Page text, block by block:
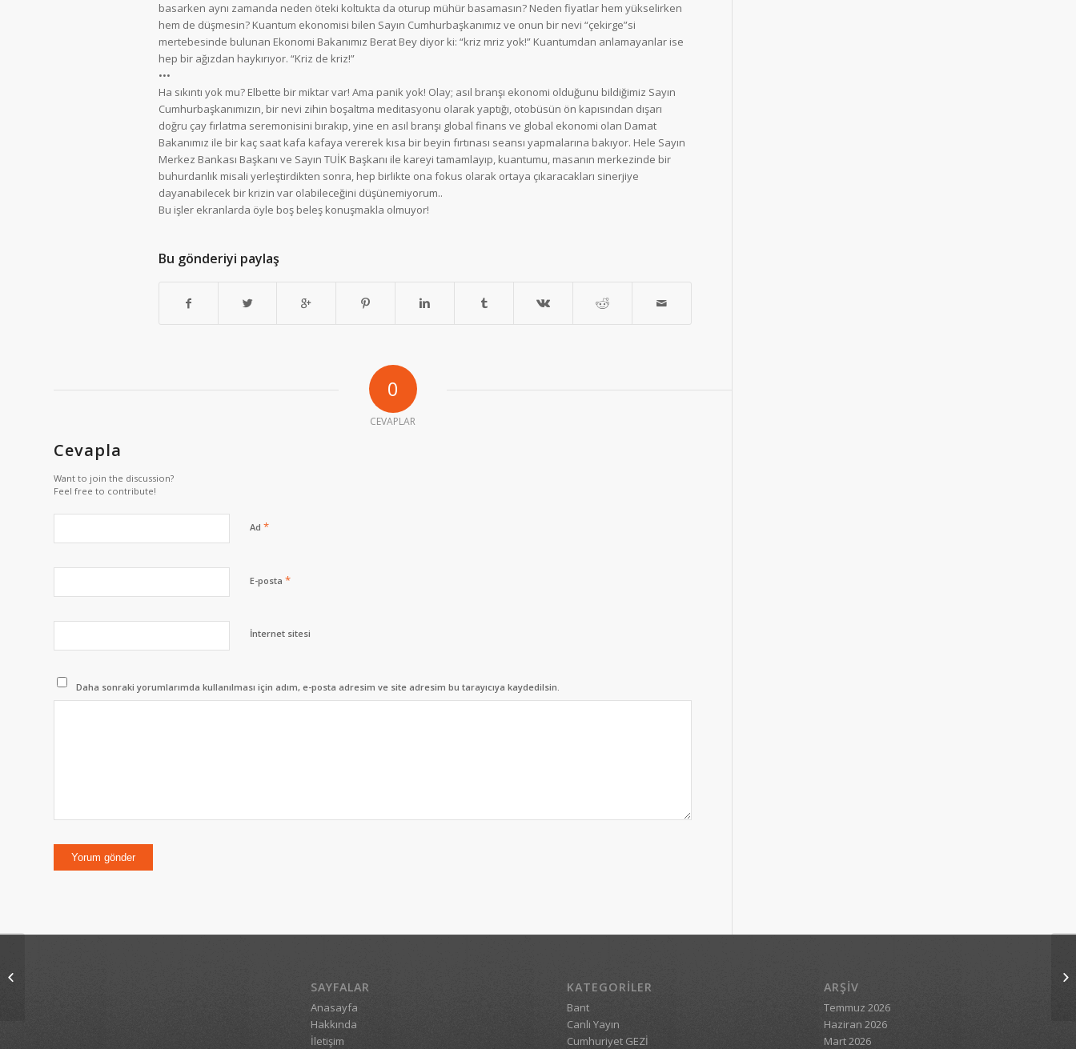
basarken aynı zamanda neden öteki koltukta da oturup mühür basamasın? Neden fiyatlar hem yükselirken
hem de düşmesin? Kuantum ekonomisi bilen Sayın Cumhurbaşkanımız ve onun bir nevi “çekirge”si
mertebesinde bulunan Ekonomi Bakanımız Berat Bey diyor ki: “kriz mriz yok!” Kuantumdan anlamayanlar ise
hep bir ağızdan haykırıyor. “Kriz de kriz!”
•••
Ha sıkıntı yok mu? Elbette bir miktar var! Ama panik yok! Olay; asıl branşı ekonomi olduğunu bildiğimiz Sayın
Cumhurbaşkanımızın, bir nevi zihin boşaltma meditasyonu olarak yaptığı, otobüsün ön kapısından dışarı
doğru çay fırlatma seremonisini bırakıp, yine en asıl branşı global finans ve global ekonomi olan Damat
Bakanımız ile bir kaç saat kafa kafaya vererek kısa bir beyin fırtınası seansı yapmalarına bakıyor. Hele Sayın
Merkez Bankası Başkanı ve Sayın TUİK Başkanı ile kareyi tamamlayıp, kuantumu, masanın merkezinde bir
buhurdanlık misali yerleştirdikten sonra, hep birlikte ona fokus olarak ortaya çıkaracakları sinerjiye
dayanabilecek bir krizin var olabileceğini düşünemiyorum..
Bu işler ekranlarda öyle boş beleş konuşmakla olmuyor!
Bu gönderiyi paylaş
0
CEVAPLAR
Cevapla
Want to join the discussion?
Feel free to contribute!
Ad *
E-posta *
İnternet sitesi
Daha sonraki yorumlarımda kullanılması için adım, e-posta adresim ve site adresim bu tarayıcıya kaydedilsin.
SAYFALAR
Anasayfa
Hakkında
İletişim
KATEGORILER
Bant
Canlı Yayın
Cumhuriyet GEZİ
ARŞIV
Temmuz 2026
Haziran 2026
Mart 2026